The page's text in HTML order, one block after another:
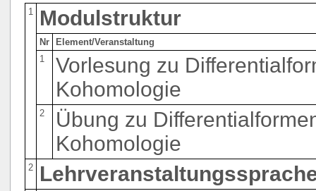
1 Modulstruktur
Nr
Element/Veranstaltung
1
Vorlesung zu
Kohomologie
2
Übung zu
Kohomologie
2